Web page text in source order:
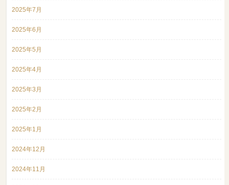
2025年7月
2025年6月
2025年5月
2025年4月
2025年3月
2025年2月
2025年1月
2024年12月
2024年11月